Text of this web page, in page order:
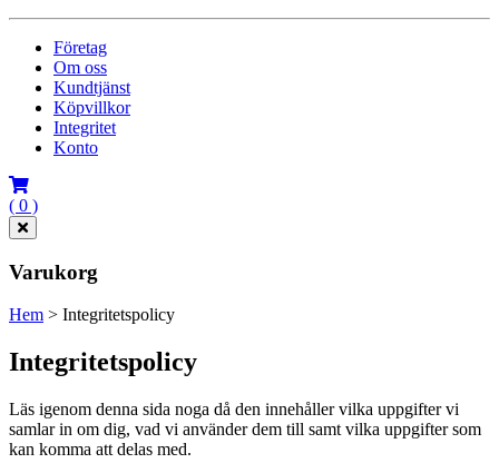
Företag
Om oss
Kundtjänst
Köpvillkor
Integritet
Konto
( 0 )
Varukorg
Hem > Integritetspolicy
Integritetspolicy
Läs igenom denna sida noga då den innehåller vilka uppgifter vi
samlar in om dig, vad vi använder dem till samt vilka uppgifter som
kan komma att delas med.